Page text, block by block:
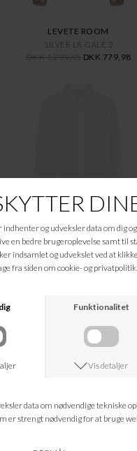
LEVETE ROOM
SILVER LR-GALE 2
DKK 1.299,95 DKK 779,98
FRAU
BRIGHT WHITE DHAKA LS SHIRT
DKK 549,95
SALE